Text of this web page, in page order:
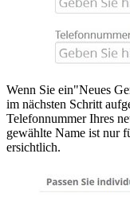
Wenn Sie ein"Neues
im nächsten Schritt
Telefonnummer Ihres
gewählte Name ist nur
ersichtlich.